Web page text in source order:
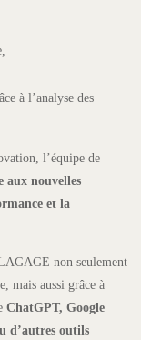
à l’analyse des
l’équipe de
aux nouvelles
et la
non seulement
mais aussi grâce à
ChatGPT, Google
d’autres outils